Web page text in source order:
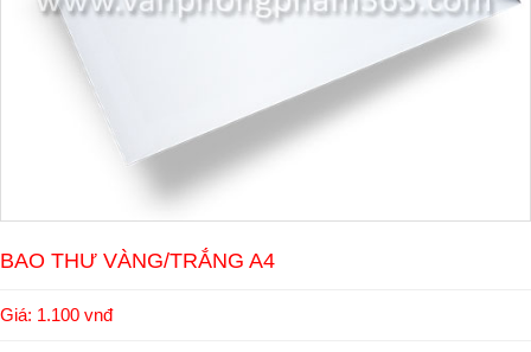
BAO THƯ VÀNG/TRẮNG A4
Giá: 1.100 vnđ